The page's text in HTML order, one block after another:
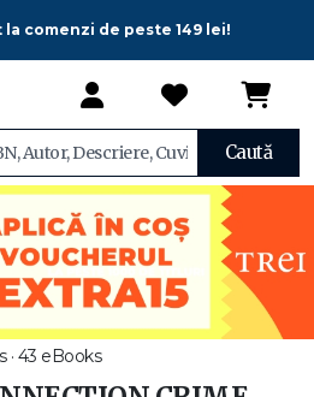
comenzi de peste 149 lei!
Caută
· 43 eBooks